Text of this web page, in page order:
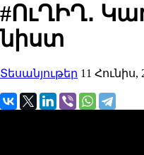
#ՈւՂԻՂ․
նիստ
Տեսանյութեր 11 Հունիս,